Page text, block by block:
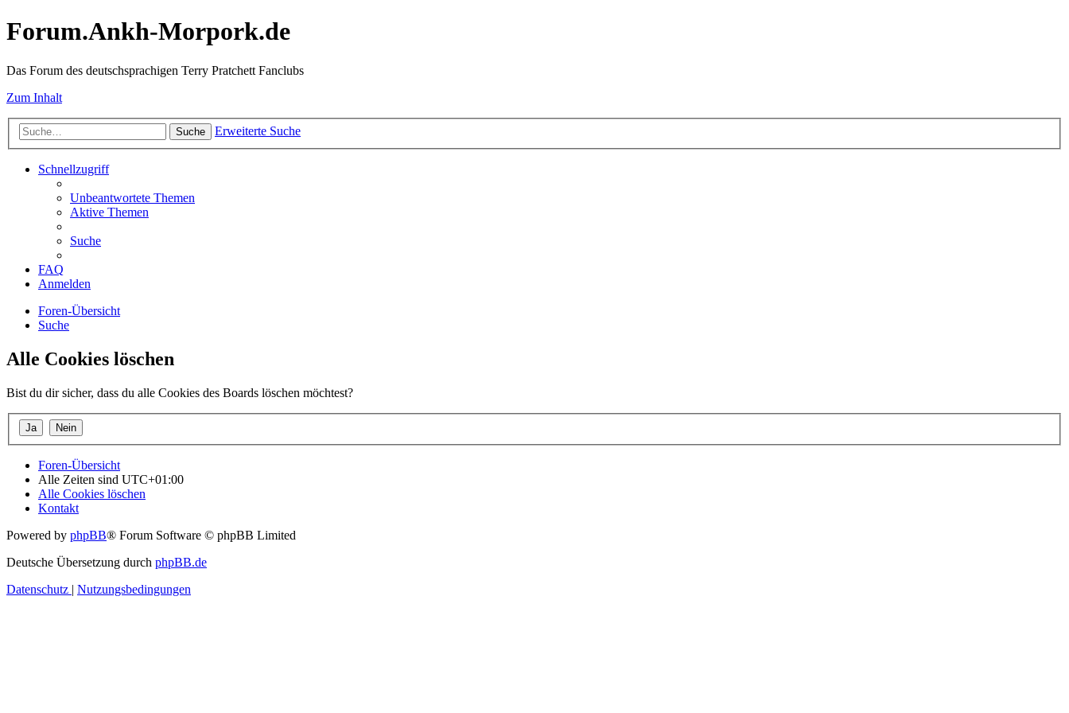
Forum.Ankh-Morpork.de
Das Forum des deutschsprachigen Terry Pratchett Fanclubs
Zum Inhalt
Suche Erweiterte Suche
Schnellzugriff
Unbeantwortete Themen
Aktive Themen
Suche
FAQ
Anmelden
Foren-Übersicht
Suche
Alle Cookies löschen
Bist du dir sicher, dass du alle Cookies des Boards löschen möchtest?
Foren-Übersicht
Alle Zeiten sind UTC+01:00
Alle Cookies löschen
Kontakt
Powered by phpBB® Forum Software © phpBB Limited
Deutsche Übersetzung durch phpBB.de
Datenschutz | Nutzungsbedingungen